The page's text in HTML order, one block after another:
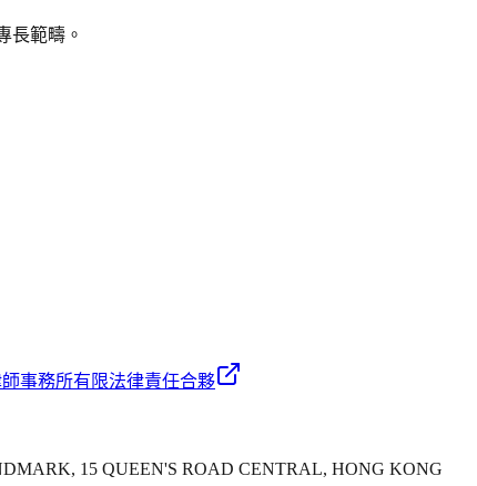
長範疇。
師事務所有限法律責任合夥
15 QUEEN'S ROAD CENTRAL, HONG KONG